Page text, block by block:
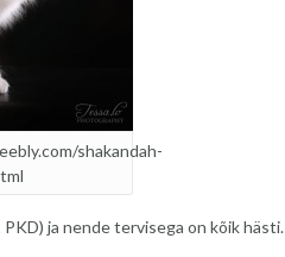
shakandah-
ja nende tervisega on kõik hästi.